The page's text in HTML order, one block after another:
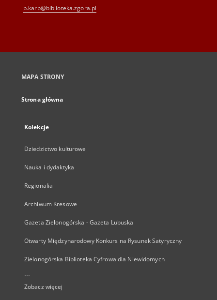
p.karp@biblioteka.zgora.pl
MAPA STRONY
Strona główna
Kolekcje
Dziedzictwo kulturowe
Nauka i dydaktyka
Regionalia
Archiwum Kresowe
Gazeta Zielonogórska - Gazeta Lubuska
Otwarty Międzynarodowy Konkurs na Rysunek Satyryczny
Zielonogórska Biblioteka Cyfrowa dla Niewidomych
...
Zobacz więcej